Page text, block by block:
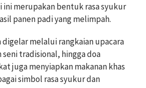
ini merupakan bentuk rasa syukur
panen padi yang melimpah.
digelar melalui rangkaian upacara
tradisional, hingga doa
juga menyiapkan makanan khas
simbol rasa syukur dan